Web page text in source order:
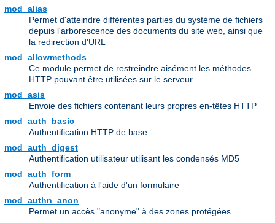
mod_alias
Permet d'atteindre différentes parties du système de fichiers
depuis l'arborescence des documents du site web, ainsi que
la redirection d'URL
mod_allowmethods
Ce module permet de restreindre aisément les méthodes
HTTP pouvant être utilisées sur le serveur
mod_asis
Envoie des fichiers contenant leurs propres en-têtes HTTP
mod_auth_basic
Authentification HTTP de base
mod_auth_digest
Authentification utilisateur utilisant les condensés MD5
mod_auth_form
Authentification à l'aide d'un formulaire
mod_authn_anon
Permet un accès "anonyme" à des zones protégées